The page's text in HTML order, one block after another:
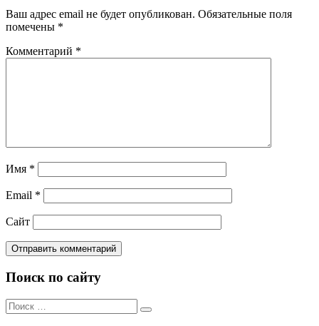
Ваш адрес email не будет опубликован. Обязательные поля
помечены *
Комментарий *
Имя *
Email *
Сайт
Поиск по сайту
Поиск
по:
Поиск